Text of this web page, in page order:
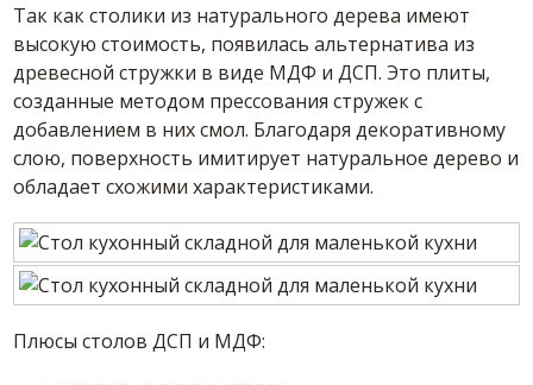
Так как столики из натурального дерева имеют
высокую стоимость, появилась альтернатива из
древесной стружки в виде МДФ и ДСП. Это плиты,
созданные методом прессования стружек с
добавлением в них смол. Благодаря декоративному
слою, поверхность имитирует натуральное дерево и
обладает схожими характеристиками.
Плюсы столов ДСП и МДФ: